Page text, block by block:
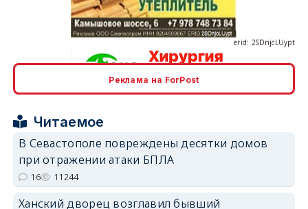
erid: 2SDnjcrDNw6
Реклама на ForPost
Читаемое
В Севастополе повреждены десятки домов
при отражении атаки БПЛА
16 11244
Ханский дворец возглавил бывший